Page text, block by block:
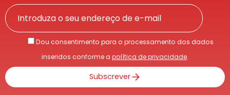
Dou consentimento para o processamento dos dados
inseridos conforme a política de privacidade.
Subscrever